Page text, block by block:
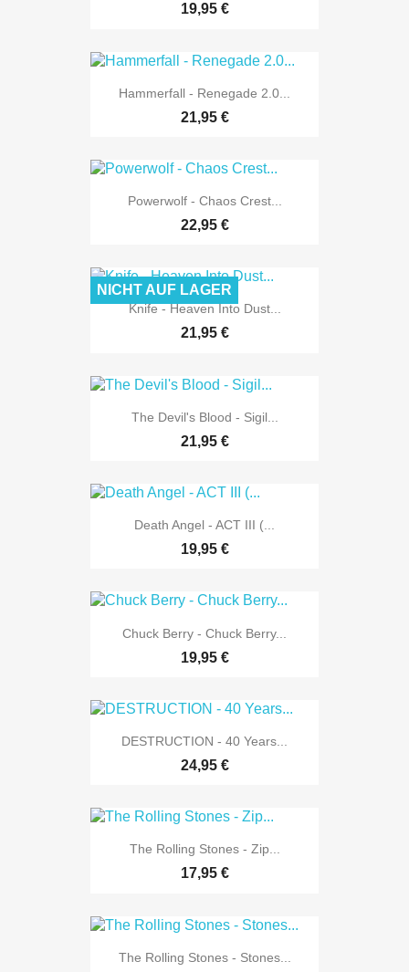
19,95 €
Hammerfall - Renegade 2.0...
21,95 €
Powerwolf - Chaos Crest...
22,95 €
Knife - Heaven Into Dust...
21,95 €
NICHT AUF LAGER
The Devil's Blood - Sigil...
21,95 €
Death Angel - ACT III (...
19,95 €
Chuck Berry - Chuck Berry...
19,95 €
DESTRUCTION - 40 Years...
24,95 €
The Rolling Stones - Zip...
17,95 €
The Rolling Stones - Stones...